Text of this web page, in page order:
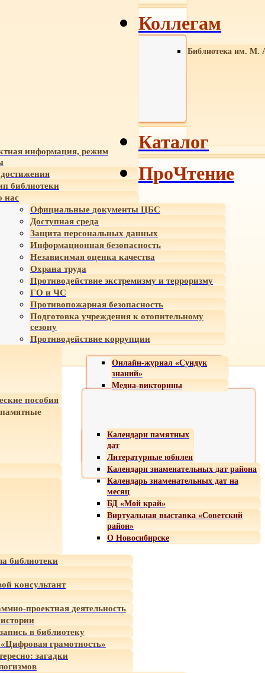
Библиотека им. М.
информация, режим
библиотеки
нас
Официальные документы ЦБС
Доступная среда
Защита персональных данных
Информационная безопасность
Независимая оценка качества
Охрана труда
Противодействие экстремизму и терроризму
ГО и ЧС
Противопожарная безопасность
Подготовка учреждения к отопительному
сезону
Противодействие коррупции
Онлайн-журнал «Сундук
знаний»
Медиа-викторины
пособия
Календари памятных
дат
Литературные юбилеи
Календари знаменательных дат района
Календарь знаменательных дат на
месяц
БД «Мой край»
Виртуальная выставка «Советский
район»
О Новосибирске
библиотеки
консультант
проектная деятельность
в библиотеку
грамотность»
загадки
Коллегам
Каталог
ПроЧтение